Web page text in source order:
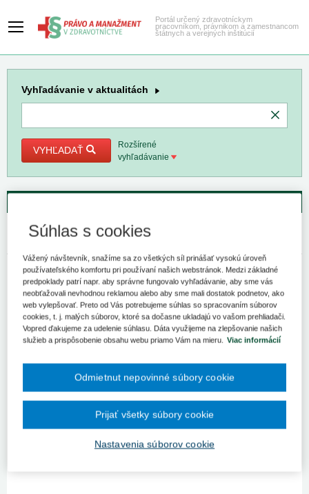
Portál určený zdravotníckym
pracovníkom, právnikom a zamestnancom
štátnych a verejných inštitúcií
Vyhľadávanie v aktualitách
VYHĽADAŤ
Rozšírené
vyhľadávanie
Hlavná stránka Spravodajstvo
Ošetrovateľská starostlivosť
Právo a manažment v zdravotníctve
Aktuality
Význam a financovanie paliatívnej a
zdravotníctve
Kategória: Spravodajstvo Autor/i: redakcia
UDZS
Ošetrovateľská starostlivosť
Súhlas s cookies
Vážený návštevník, snažíme sa zo všetkých síl prinášať vysokú úroveň
používateľského komfortu pri používaní našich webstránok. Medzi základné
predpoklady patrí napr. aby správne fungovalo vyhľadávanie, aby sme vás
neobťažovali nevhodnou reklamou alebo aby sme mali dostatok podnetov, ako
web vylepšovať. Preto od Vás potrebujeme súhlas so spracovaním súborov
cookies, t. j. malých súborov, ktoré sa dočasne ukladajú vo vašom prehliadači.
Vopred ďakujeme za udelenie súhlasu. Dáta využijeme na zlepšovanie našich
služieb a prispôsobenie obsahu webu priamo Vám na mieru. Viac informácií
Nastavenia súborov cookie
Odmietnut nepovinné súbory cookie
Prijať všetky súbory cookie